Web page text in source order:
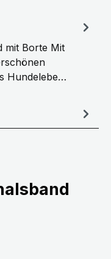
mit Borte Mit
Hundelebe…